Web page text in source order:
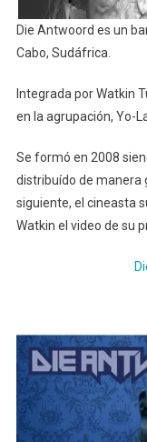
Die Antwoord es un
Cabo, Sudáfrica.
Integrada por Watkin
en la agrupación, Yo-
Se formó en 2008
distribuído de manera
siguiente, el cineasta
Watkin el video de su